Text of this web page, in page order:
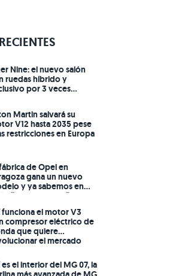
Nine: el nuevo salón
ruedas híbrido y
por 3 veces
Martin salvará su
V12 hasta 2035 pese
restricciones en Europa
de Opel en
gana un nuevo
y ya sabemos en
año llega a España
funciona el motor V3
compresor eléctrico de
que quiere
el mercado
es el interior del MG 07, la